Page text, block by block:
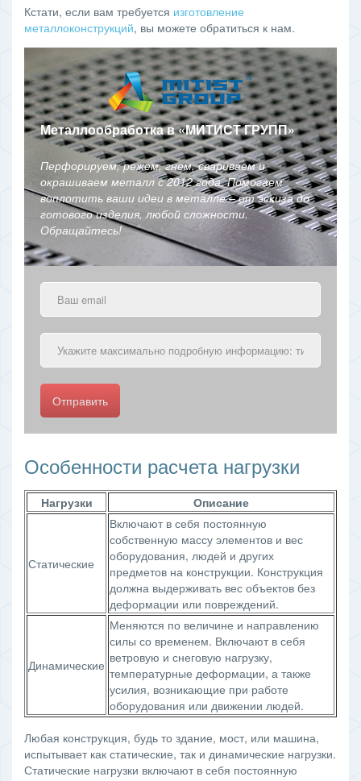
Кстати, если вам требуется изготовление
металлоконструкций, вы можете обратиться к нам.
Металлообработка в«МИТИСТ ГРУПП»
Перфорируем, режем, гнем, свариваем и
окрашиваем металл с 2012 года. Помогаем
воплотить ваши идеи в металле – от эскиза до
готового изделия, любой сложности.
Обращайтесь!
Отправить
Особенности расчета нагрузки
Нагрузки Описание
Статические
Включают в себя постоянную
собственную массу элементов и вес
оборудования, людей и других
предметов на конструкции. Конструкция
должна выдерживать вес объектов без
деформации или повреждений.
Динамические
Меняются по величине и направлению
силы со временем. Включают в себя
ветровую и снеговую нагрузку,
температурные деформации, а также
усилия, возникающие при работе
оборудования или движении людей.
Любая конструкция, будь то здание, мост, или машина,
испытывает как статические, так и динамические нагрузки.
Статические нагрузки включают в себя постоянную